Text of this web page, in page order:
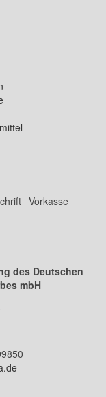
Vorkasse
des Deutschen
mbH